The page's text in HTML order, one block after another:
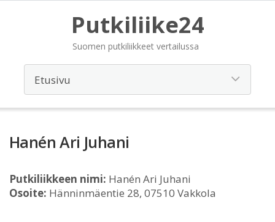
Putkiliike24
Suomen putkiliikkeet vertailussa
Hanén Ari Juhani
Putkiliikkeen nimi: Hanén Ari Juhani
Osoite: Hänninmäentie 28, 07510 Vakkola